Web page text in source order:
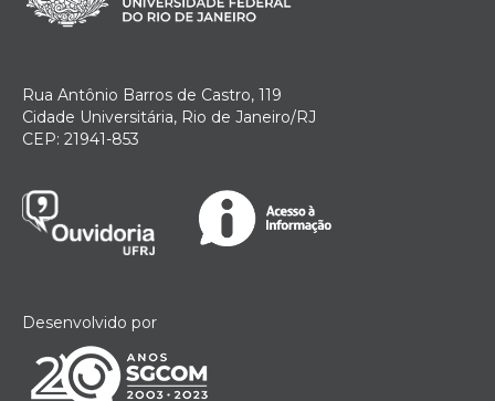
Rua Antônio Barros de Castro, 119
Cidade Universitária, Rio de Janeiro/RJ
CEP: 21941-853
Desenvolvido por